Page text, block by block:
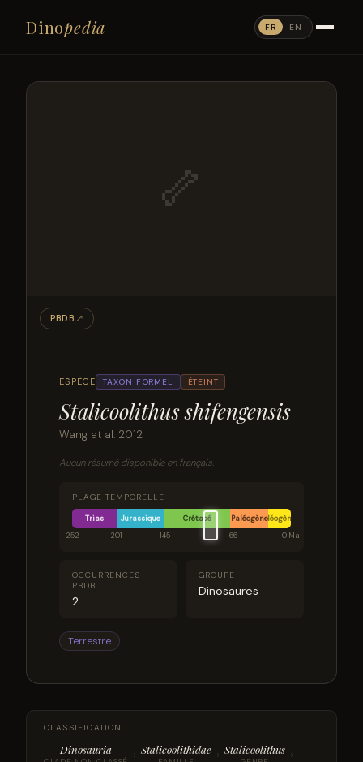
Dinopedia FR EN
ESPÈCE TAXON FORMEL ÉTEINT
Stalicoolithus shifengensis
Wang et al. 2012
Aucun résumé disponible en français.
PLAGE TEMPORELLE
Trias Jurassique Crétacé PaléogèneNéogène
252
201 145 66 0 Ma
OCCURRENCES
PBDB
2
GROUPE
Dinosaures
Terrestre
🦴
PBDB ↗
CLASSIFICATION
Dinosauria › Stalicoolithidae › Stalicoolithus ›